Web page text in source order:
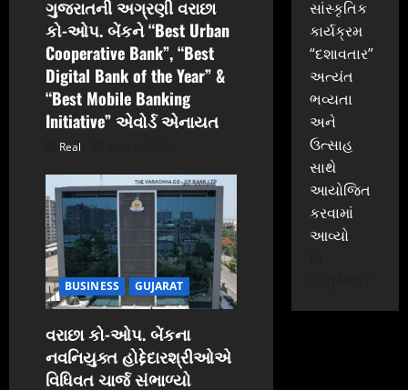
ગુજરાતની અગ્રણી વરાછા
કો-ઓપ. બેંકને “Best Urban
Cooperative Bank”, “Best
Digital Bank of the Year” &
“Best Mobile Banking
Initiative” એવોર્ડ એનાયત
Real
BUSINESS GUJARAT
વરાછા કો-ઓપ. બેંકના
નવનિયુક્ત હોદ્દેદારશ્રીઓએ
વિધિવત ચાર્જ સંભાળ્યો
સાંસ્કૃતિક
કાર્યક્રમ
“દશાવતાર”
અત્યંત
ભવ્યતા
અને
ઉત્સાહ
સાથે
આયોજિત
કરવામાં
આવ્યો